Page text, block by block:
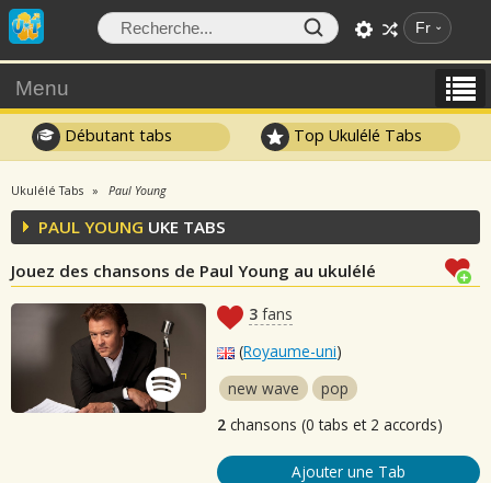
Fr
Menu
Débutant tabs Top Ukulélé Tabs
Ukulélé Tabs Paul Young
PAUL YOUNG UKE TABS
Jouez des chansons de Paul Young au ukulélé
3 fans
(Royaume-uni)
new wave
pop
2 chansons (0 tabs et 2 accords)
Ajouter une Tab